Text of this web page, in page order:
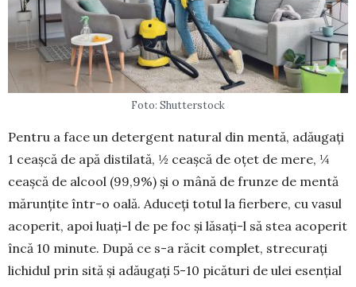
Foto: Shutterstock
Pentru a face un detergent natural din mentă, adăugați
1 ceașcă de apă distilată, ½ ceașcă de oțet de mere, ¼
ceașcă de alcool (99,9%) și o mână de frunze de mentă
mă­runțite într-o oală. Adu­ceți to­tul la fierbere, cu va­sul
aco­perit, apoi luați-l de pe foc și lăsați-l să stea acoperit
încă 10 minute. După ce s-a ră­cit complet, strecu­rați
lichidul prin sită și adă­ugați 5-10 picături de ulei esențial